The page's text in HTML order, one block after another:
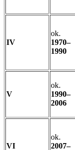
IV
ok.
1970–
1990
V
ok.
1990–
2006
VI
ok.
2007–